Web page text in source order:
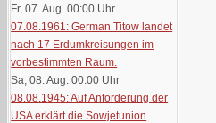
Fr, 07. Aug. 00:00 Uhr
07.08.1961: German Titow landet
nach 17 Erdumkreisungen im
vorbestimmten Raum.
Sa, 08. Aug. 00:00 Uhr
08.08.1945: Auf Anforderung der
USA erklärt die Sowjetunion